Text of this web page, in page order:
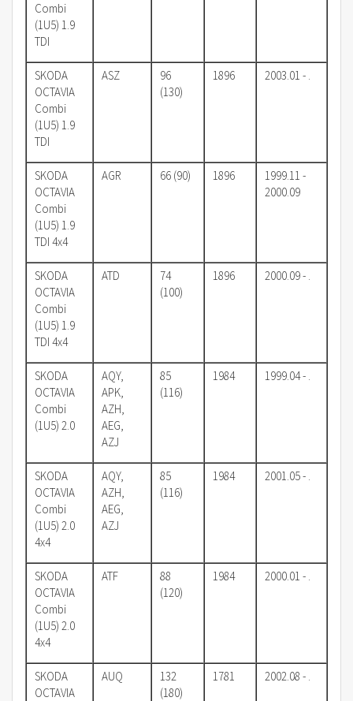
Combi
(1U5) 1.9
TDI
SKODA
OCTAVIA
Combi
(1U5) 1.9
TDI
ASZ
96
(130)
1896 2003.01 - .
SKODA
OCTAVIA
Combi
(1U5) 1.9
TDI 4x4
AGR 66 (90) 1896
1999.11 -
2000.09
SKODA
OCTAVIA
Combi
(1U5) 1.9
TDI 4x4
ATD
74
(100)
1896 2000.09 - .
SKODA
OCTAVIA
Combi
(1U5) 2.0
AQY,
APK,
AZH,
AEG,
AZJ
85
(116)
1984 1999.04 - .
SKODA
OCTAVIA
Combi
(1U5) 2.0
4x4
AQY,
AZH,
AEG,
AZJ
85
(116)
1984 2001.05 - .
SKODA
OCTAVIA
Combi
(1U5) 2.0
4x4
ATF
88
(120)
1984 2000.01 - .
SKODA
OCTAVIA
AUQ
132
(180)
1781 2002.08 - .